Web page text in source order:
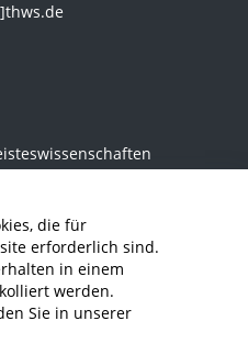
die für
erforderlich sind.
in einem
werden.
Sie in unserer